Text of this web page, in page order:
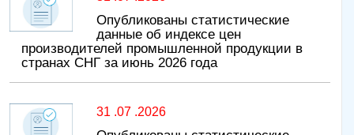
Опубликованы статистические
данные об индексе цен
производителей промышленной продукции в
странах СНГ за июнь 2026 года
31 .07 .2026